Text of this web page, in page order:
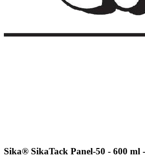
Sika® SikaTack Panel-50 - 600 ml